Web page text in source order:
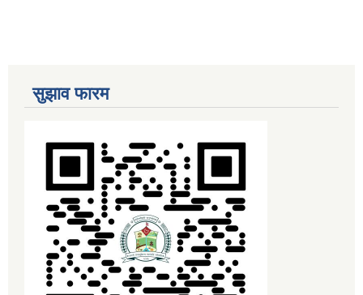
सुझाव फारम